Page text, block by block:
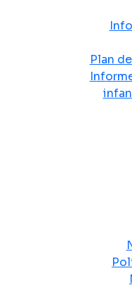
Plan